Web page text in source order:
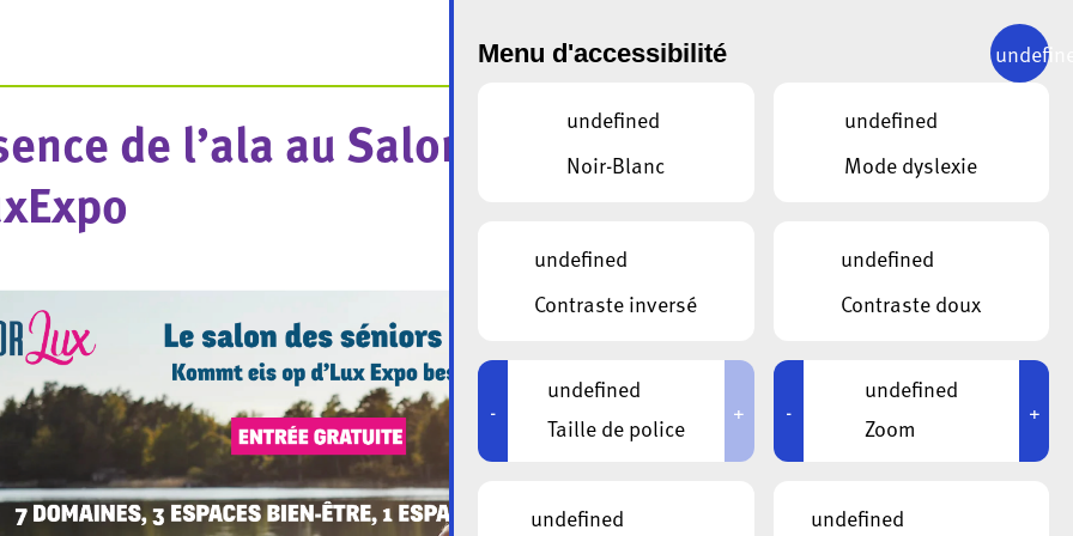
de l’ala au Salon des séniors
Menu d'accessibilité
undefined
Noir-Blanc
undefined
Mode dyslexie
undefined
Contraste inversé
undefined
Contraste doux
-
undefined
Taille de police
+ -
undefined
Zoom
+
undefined
undefined